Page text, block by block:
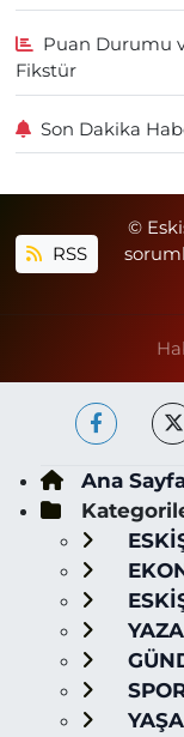
Puan Durumu
Fikstür
Son Dakika
RSS
©
Ana